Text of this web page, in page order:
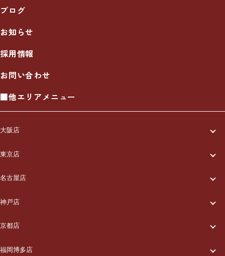
ブログ
お知らせ
採用情報
お問い合わせ
■他エリアメニュー
大阪店
一休について
ご利用の流れ
メニュー/料金
出張エリア
ブログ
東京店
一休について
ご利用の流れ
メニュー/料金
出張エリア
名古屋店
一休について
ご利用の流れ
メニュー/料金
神戸店
一休について
ご利用の流れ
京都店
一休について
福岡博多店